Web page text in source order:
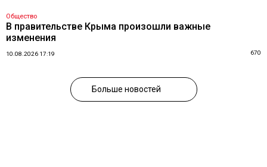
Общество
В правительстве Крыма произошли важные
изменения
10.08.2026 17:19 670
Больше новостей